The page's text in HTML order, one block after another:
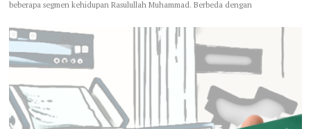
beberapa segmen kehidupan Rasulullah Muhammad. Berbeda dengan